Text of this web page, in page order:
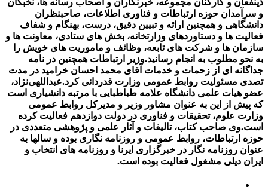
ذینفعان و کارکنان مجموعه، خبرنگاران و اصحاب رسانه ها، نخبگان
و سرآمدان حوزه ارتباطات و فناوری اطلاعات، صاحبنظران
دانشگاهی و همچنین ارائه و تبیین دقیق، درست، بهنگام و شفاف
فعالیت ها و دستاوردهای وزارتخانه، بخش های ستادی، معاونت ها و
سازمان ها و شرکت های تابعه، وظائف و ماموریت های خویش را
به نحو مطلوب به انجام رسانید.وزیر ارتباطات همچنین در نامه
جداگانه ای از زحمات و خدمات آقای محمد احسان خرامید در مدت
تصدی مسئولیت روابط عمومی وزارت قدردانی کرد.عبداللهی‌نژاد،
عضو هیات علمی دانشگاه علامه طباطبایی با مرتبه دانشیاری است
که پیش از این به عنوان مشاور وزیر و مدیرکل روابط عمومی
وزارت علوم، تحقیقات و فناوری در دولت دوازدهم فعالیت کرده
است.وی صاحب کتاب، تالیفات و آثار علمی و پژوهشی متعددی در
حوزه ارتباطات، روابط عمومی و روزنامه نگاری بوده و سالها به
عنوان روزنامه نگار در خبرگزاری ایرنا و روزنامه های انتخاب و
ایران دیلی مشغول فعالیت بوده است.